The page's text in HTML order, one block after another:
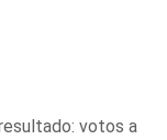
votos a